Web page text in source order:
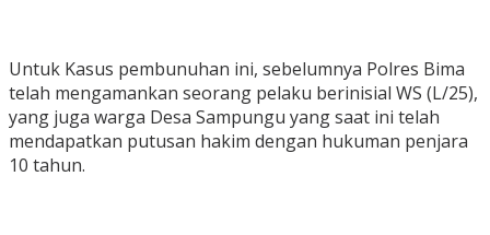
Untuk Kasus pembunuhan ini, sebelumnya Polres Bima
telah mengamankan seorang pelaku berinisial WS (L/25),
yang juga warga Desa Sampungu yang saat ini telah
mendapatkan putusan hakim dengan hukuman penjara
10 tahun.